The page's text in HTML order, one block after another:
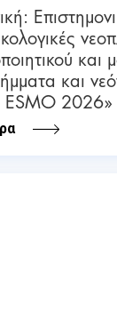
και
και
ESMO 2026»